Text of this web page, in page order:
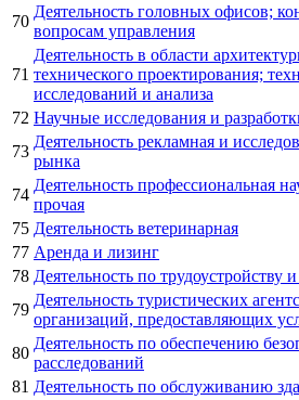
70
Деятельность головных офисов;
вопросам управления
71
Деятельность в области
технического проектирования;
исследований и анализа
72 Научные исследования и
73
Деятельность рекламная и
рынка
74
Деятельность профессиональная
прочая
75 Деятельность ветеринарная
77 Аренда и лизинг
78 Деятельность по трудоустройству
79
Деятельность туристических
организаций, предоставляющих
80
Деятельность по обеспечению
расследований
81 Деятельность по обслуживанию